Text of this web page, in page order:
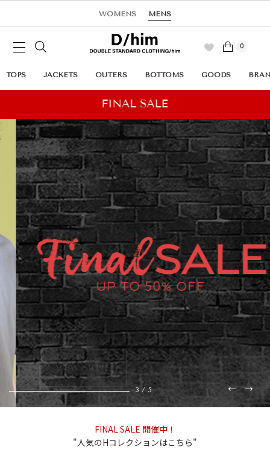
WOMENS MENS
0
TOPS JACKETS OUTERS BOTTOMS GOODS
←
VIEW MORE
→
3/ 5
FINAL SALE 開催中！
"人気のHコレクションはこちら"